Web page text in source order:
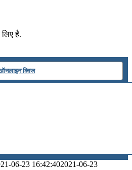
है.
क्विज
06-23 16:42:402021-06-23